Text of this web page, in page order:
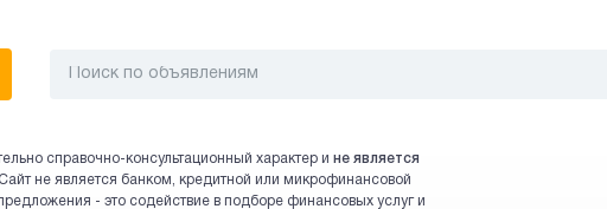
справочно-консультационный характер и не является
не является банком, кредитной или микрофинансовой
- это содействие в подборе финансовых услуг и